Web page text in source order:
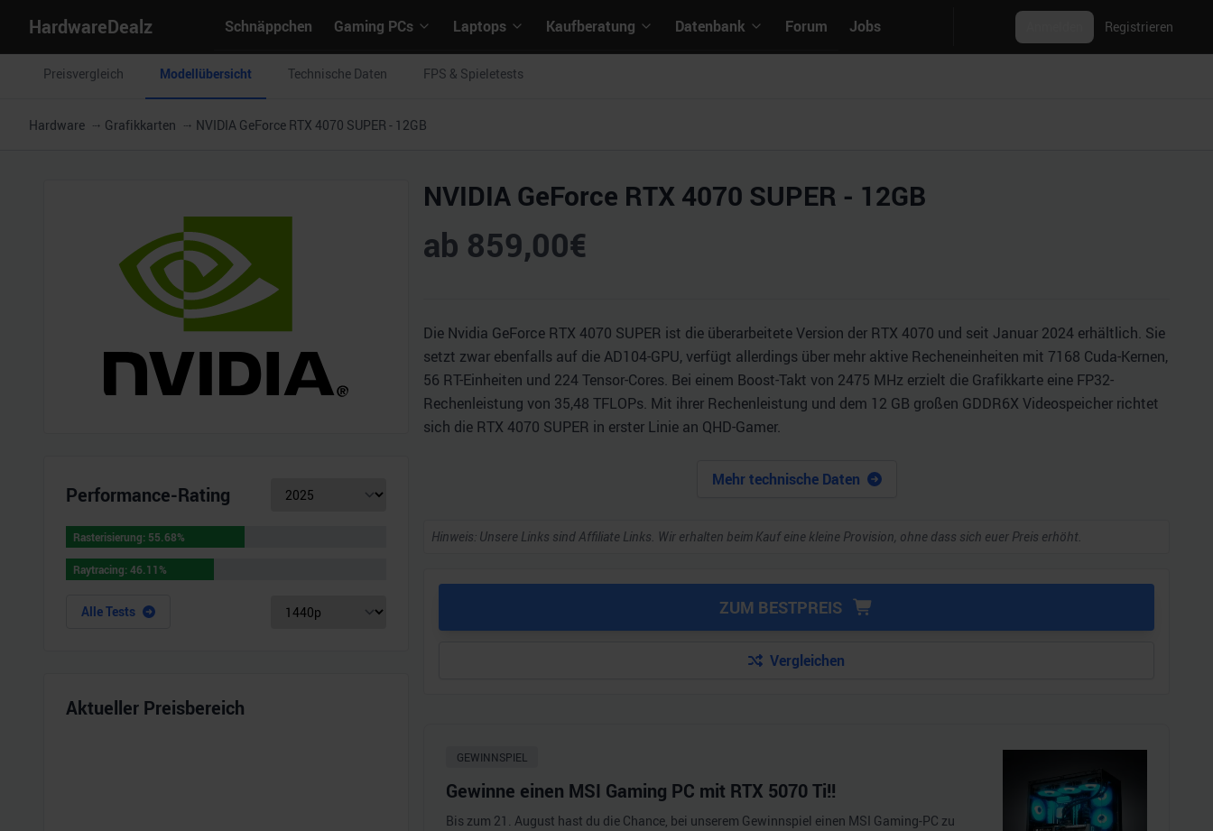
HardwareDealz Schnäppchen Gaming PCs Laptops Kaufberatung Datenbank Forum Jobs Registrieren
Preisvergleich Modellübersicht Technische Daten FPS & Spieletests
Hardware Grafikkarten NVIDIA GeForce RTX 4070 SUPER - 12GB
Performance-Rating
Rasterisierung: 55.68%
Rasterisierung: 55.68%
Raytracing: 46.11%
Raytracing:46.11%
Alle Tests
Aktueller Preisbereich
NVIDIA GeForce RTX 4070 SUPER - 12GB
ab 859,00€
Die Nvidia GeForce RTX 4070 SUPER ist die überarbeitete Version der RTX 4070 und seit Januar 2024 erhältlich. Sie
setzt zwar ebenfalls auf die AD104-GPU, verfügt allerdings über mehr aktive Recheneinheiten mit 7168 Cuda-Kernen,
56 RT-Einheiten und 224 Tensor-Cores. Bei einem Boost-Takt von 2475 MHz erzielt die Grafikkarte eine FP32-
Rechenleistung von 35,48 TFLOPs. Mit ihrer Rechenleistung und dem 12 GB großen GDDR6X Videospeicher richtet
sich die RTX 4070 SUPER in erster Linie an QHD-Gamer.
Mehr technische Daten
Hinweis: Unsere Links sind Affiliate Links. Wir erhalten beim Kauf eine kleine Provision, ohne dass sich euer Preis erhöht.
ZUM BESTPREIS
Vergleichen
GEWINNSPIEL
Gewinne einen MSI Gaming PC mit RTX 5070 Ti!!
Bis zum 21. August hast du die Chance, bei unserem Gewinnspiel einen MSI Gaming-PC zu